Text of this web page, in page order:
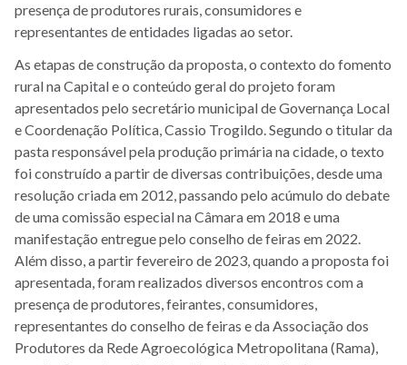
presença de produtores rurais, consumidores e
representantes de entidades ligadas ao setor.
As etapas de construção da proposta, o contexto do fomento
rural na Capital e o conteúdo geral do projeto foram
apresentados pelo secretário municipal de Governança Local
e Coordenação Política, Cassio Trogildo. Segundo o titular da
pasta responsável pela produção primária na cidade, o texto
foi construído a partir de diversas contribuições, desde uma
resolução criada em 2012, passando pelo acúmulo do debate
de uma comissão especial na Câmara em 2018 e uma
manifestação entregue pelo conselho de feiras em 2022.
Além disso, a partir fevereiro de 2023, quando a proposta foi
apresentada, foram realizados diversos encontros com a
presença de produtores, feirantes, consumidores,
representantes do conselho de feiras e da Associação dos
Produtores da Rede Agroecológica Metropolitana (Rama),